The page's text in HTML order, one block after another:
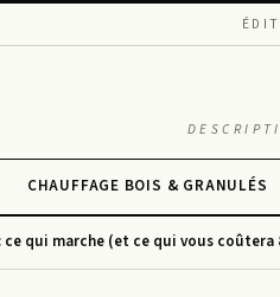
CHAUFFAGE BOIS & GRANULÉS
qui marche (et ce qui vous coûtera